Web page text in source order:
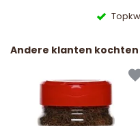
Andere klanten kochten